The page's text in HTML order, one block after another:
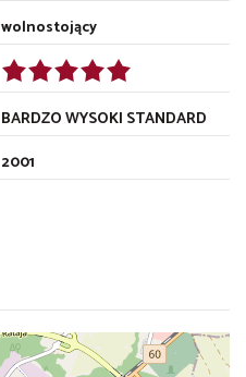
wolnostojący
BARDZO WYSOKI STANDARD
2001